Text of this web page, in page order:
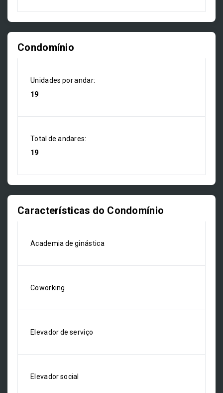
Condomínio
Unidades por andar:
19
Total de andares:
19
Características do Condomínio
Academia de ginástica
Coworking
Elevador de serviço
Elevador social